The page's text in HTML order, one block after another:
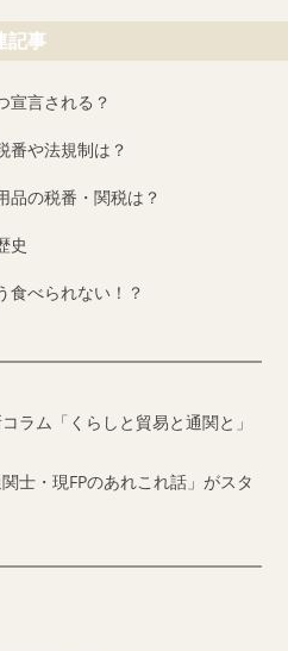
記事
宣言される？
番や法規制は？
品の税番・関税は？
史
食べられない！？
ラム「くらしと貿易と通関と」
士・現FPのあれこれ話」がスタ